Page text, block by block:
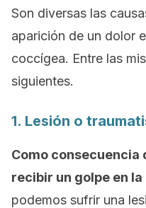
Son diversas las
aparición de un dolor
coccígea. Entre las
siguientes.
1. Lesión o
Como consecuencia
recibir un golpe en
podemos sufrir una